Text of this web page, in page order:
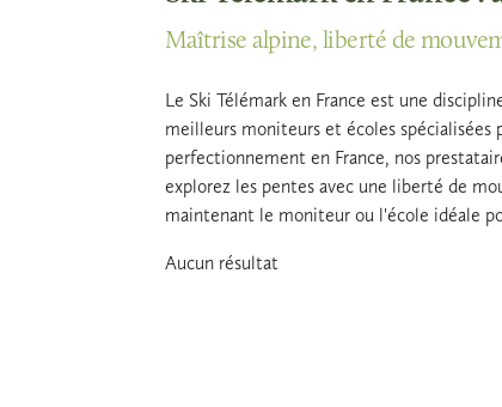
Maîtrise alpine, liberté de
Le Ski Télémark en France est une
meilleurs moniteurs et écoles spécialisées
perfectionnement en France, nos
explorez les pentes avec une liberté de
maintenant le moniteur ou l'école idéale
Aucun résultat